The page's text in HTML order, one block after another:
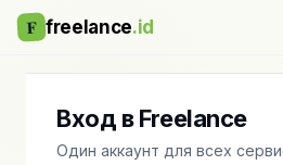
F freelance.id
Вход в Freelance
Один аккаунт для всех